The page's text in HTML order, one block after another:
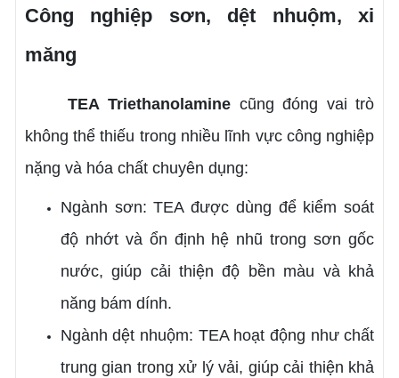
Công nghiệp sơn, dệt nhuộm, xi
măng
TEATriethanolamine cũng đóng vai trò
không thể thiếu trong nhiều lĩnh vực công nghiệp
nặng và hóa chất chuyên dụng:
Ngành sơn: TEA được dùng để kiểm soát
độ nhớt và ổn định hệ nhũ trong sơn gốc
nước, giúp cải thiện độ bền màu và khả
năng bám dính.
Ngành dệt nhuộm: TEA hoạt động như chất
trung gian trong xử lý vải, giúp cải thiện khả